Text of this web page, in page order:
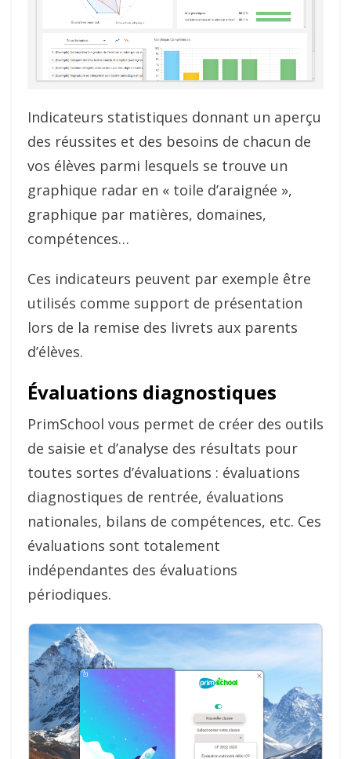
Indicateurs statistiques donnant un aperçu
des réussites et des besoins de chacun de
vos élèves parmi lesquels se trouve un
graphique radar en « toile d’araignée »,
graphique par matières, domaines,
compétences…
Ces indicateurs peuvent par exemple être
utilisés comme support de présentation
lors de la remise des livrets aux parents
d’élèves.
Évaluations diagnostiques
PrimSchool vous permet de créer des outils
de saisie et d’analyse des résultats pour
toutes sortes d’évaluations : évaluations
diagnostiques de rentrée, évaluations
nationales, bilans de compétences, etc. Ces
évaluations sont totalement
indépendantes des évaluations
périodiques.